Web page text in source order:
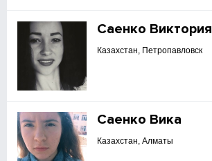
Саенко Виктория
Казахстан, Петропавловск
Саенко Вика
Казахстан, Алматы